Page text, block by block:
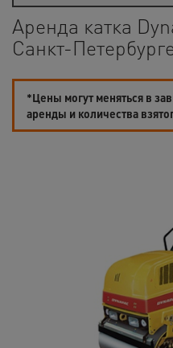
Аренда катка
Санкт-
*Цены могут меняться в
аренды и количества